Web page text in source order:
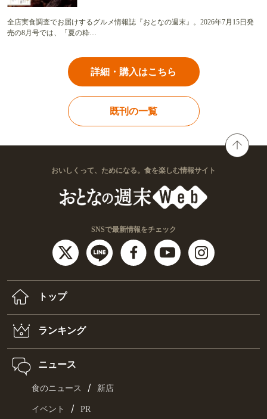
全店実食調査でお届けするグルメ情報誌『おとなの週末』。2026年7月15日発
売の8月号では、「夏の粋…
詳細・購入はこちら
既刊の一覧
おいしくって、ためになる。食を楽しむ情報サイト
SNSで最新情報をチェック
トップ
ランキング
ニュース
食のニュース / 新店
イベント / PR